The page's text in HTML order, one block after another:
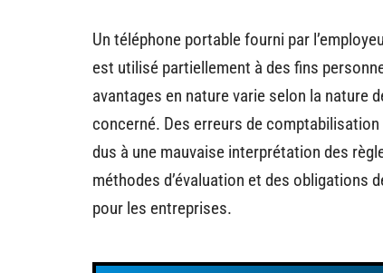
Un téléphone portable fourni par
est utilisé partiellement à des fins
avantages en nature varie selon la nature
concerné. Des erreurs de
dus à une mauvaise interprétation des
méthodes d’évaluation et des obligations
pour les entreprises.